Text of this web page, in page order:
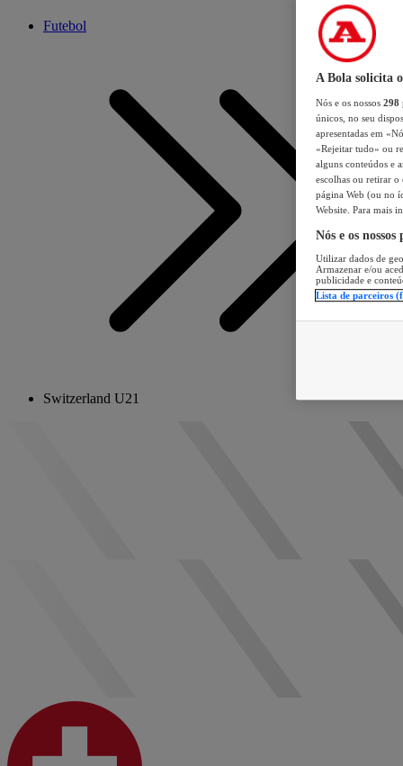
Futebol
Switzerland U21
A Bola solicita
Nós e os nossos 298
únicos, no seu
apresentadas em
«Rejeitar tudo» ou
alguns conteúdos e
escolhas ou retirar
página Web (ou no
Website. Para mais
Nós e os
Utilizar dados de
Armazenar e/ou
publicidade e
Lista de parceiros